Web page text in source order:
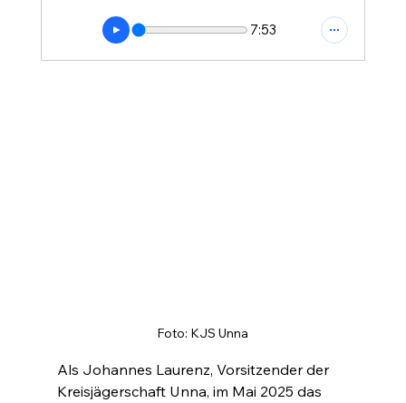
7:53
Foto: KJS Unna
Als Johannes Laurenz, Vorsitzender der
Kreisjägerschaft Unna, im Mai 2025 das